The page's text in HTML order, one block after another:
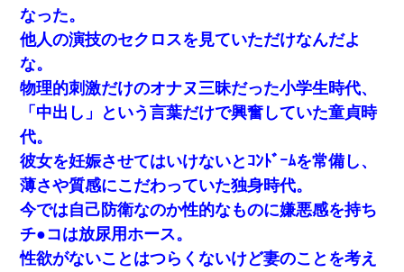
【衝撃】職場に入って来た綺麗な新人さんに職場を案内すること
に → 新人「ドンッ！」私「！？」→ 突然、突き飛ばされて左手
の甲を踏みつけられて…
【まぬけ】夫「離婚だ！」私「わかった。で？」夫「慰謝料
だ！」私「いいけど弁護士通して。私も請求する」夫「」
9月に付き合い始めたけどこの、この人と結婚はないわと判断して
別れた。その元彼が交通事故で重体になっているらしく…
彼女(37)の情欲がえげつない件ｗｗｗｗｗｗｗ
婚活パーティーでよく会う美女がいた。こんな完璧な容姿を持っ
てしても結婚て難しいんだなぁ…と思ってた
なった。
他人の演技のセクロスを見ていただけなんだよ
な。
物理的刺激だけのオナヌ三昧だった小学生時代、
「中出し」という言葉だけで興奮していた童貞時
代。
彼女を妊娠させてはいけないとｺﾝﾄﾞｰﾑを常備し、
薄さや質感にこだわっていた独身時代。
今では自己防衛なのか性的なものに嫌悪感を持ち
チ●コは放尿用ホース。
性欲がないことはつらくないけど妻のことを考え